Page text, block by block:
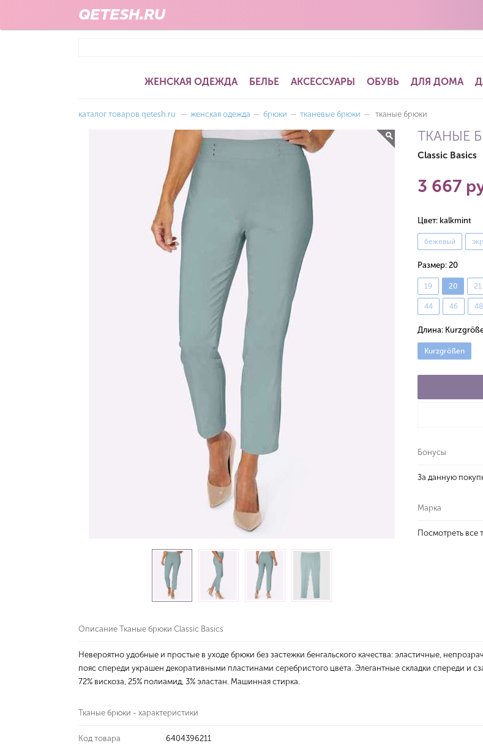
QETESH.RU
ЖЕНСКАЯ ОДЕЖДА БЕЛЬЕ АКСЕССУАРЫ ОБУВЬ ДЛЯ ДОМА
каталог товаров qetesh.ru — женская одежда — брюки — тканевые брюки — тканые брюки
ТКАНЫЕ
Classic Basics
3 667
Цвет: kalkmint
бежевый
Размер: 20
19 20 21
44 46 48
Длина:
Kurzgrößen
Бонусы
За данную
Марка
Посмотреть все
Описание Тканые брюки Classic Basics
Невероятно удобные и простые в уходе брюки без застежки бенгальского качества: эластичные,
пояс спереди украшен декоративными пластинами серебристого цвета. Элегантные складки спереди и
72% вискоза, 25% полиамид, 3% эластан. Машинная стирка.
Тканые брюки - характеристики
Код товара
6404396211